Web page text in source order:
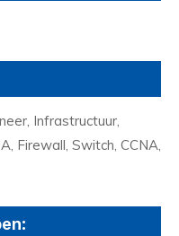
Infrastructuur,
Firewall, Switch, CCNA,